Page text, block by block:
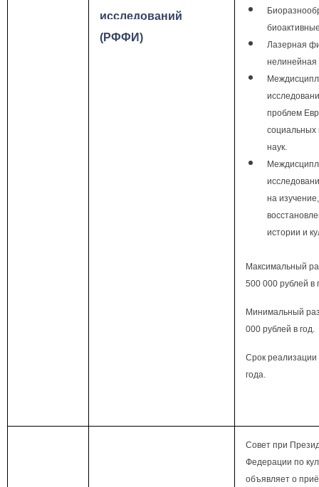
исследований
(РФФИ)
Лазерная
нелинейная
проблем
социальных
наук.
на
истории и
Максимальный
500 000 рублей в
Минимальный
000 рублей в год.
Срок реализации
года.
Совет при
Федерации по
объявляет о